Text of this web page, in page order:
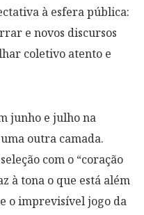
à esfera pública:
e novos discursos
coletivo atento e
junho e julho na
outra camada.
com o “coração
à tona o que está além
o imprevisível jogo da